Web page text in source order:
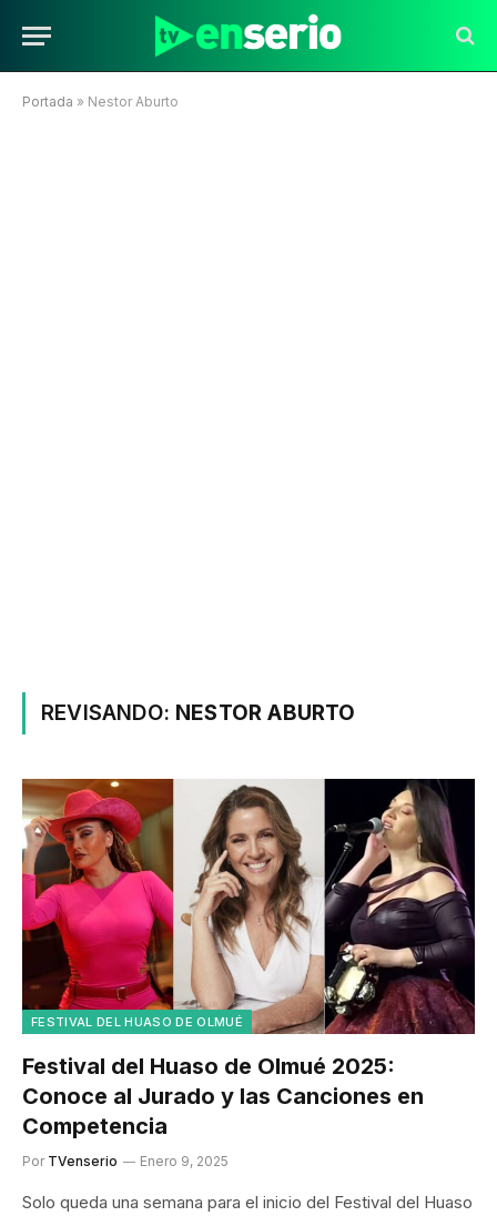
Portada » Nestor Aburto
REVISANDO: NESTOR ABURTO
FESTIVAL DEL HUASO DE OLMUÉ
Festival del Huaso de Olmué 2025:
Conoce al Jurado y las Canciones en
Competencia
Por TVenserio Enero 9, 2025
Solo queda una semana para el inicio del Festival del Huaso